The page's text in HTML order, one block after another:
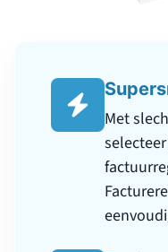
dat elke
Jortt
duidelijk